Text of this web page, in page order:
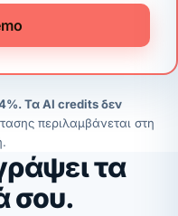
Τα AI credits δεν
περιλαμβάνεται στη
τα
σου.